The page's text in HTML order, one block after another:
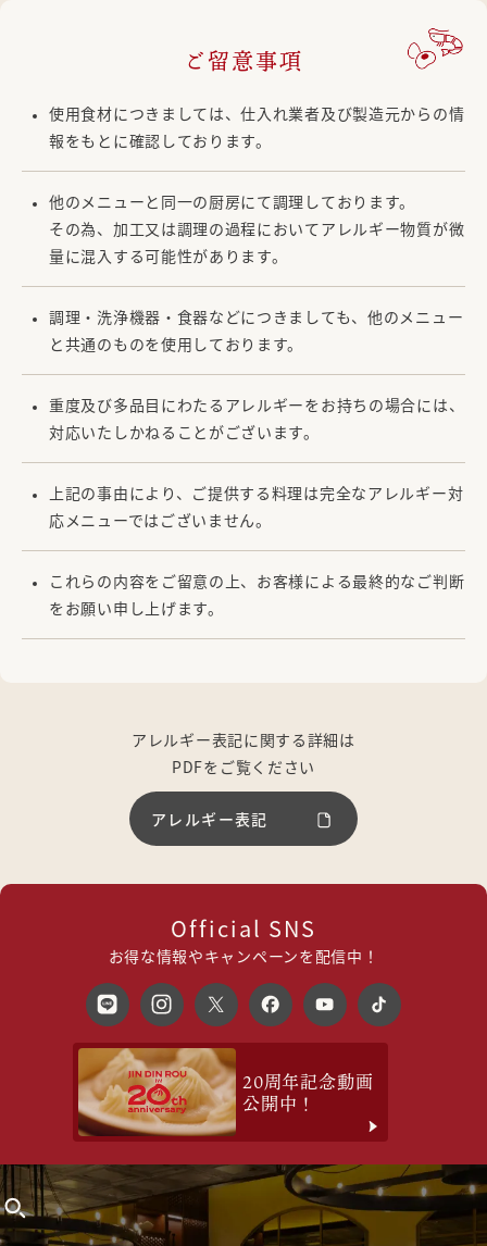
ご留意事項
使用食材につきましては、仕入れ業者及び製造元からの情
報をもとに確認しております。
他のメニューと同一の厨房にて調理しております。
その為、加工又は調理の過程においてアレルギー物質が微
量に混入する可能性があります。
調理・洗浄機器・食器などにつきましても、他のメニュー
と共通のものを使用しております。
重度及び多品目にわたるアレルギーをお持ちの場合には、
対応いたしかねることがございます。
上記の事由により、ご提供する料理は完全なアレルギー対
応メニューではございません。
これらの内容をご留意の上、お客様による最終的なご判断
をお願い申し上げます。
アレルギー表記に関する詳細は
PDFをご覧ください
アレルギー表記
Official SNS
お得な情報やキャンペーンを配信中！
20周年記念動画
公開中！